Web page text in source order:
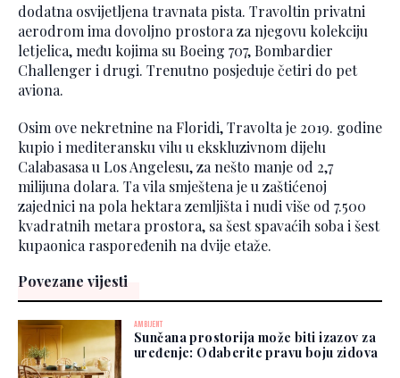
dodatna osvijetljena travnata pista. Travoltin privatni
aerodrom ima dovoljno prostora za njegovu kolekciju
letjelica, među kojima su Boeing 707, Bombardier
Challenger i drugi. Trenutno posjeduje četiri do pet
aviona.
Osim ove nekretnine na Floridi, Travolta je 2019. godine
kupio i mediteransku vilu u ekskluzivnom dijelu
Calabasasa u Los Angelesu, za nešto manje od 2,7
milijuna dolara. Ta vila smještena je u zaštićenoj
zajednici na pola hektara zemljišta i nudi više od 7.500
kvadratnih metara prostora, sa šest spavaćih soba i šest
kupaonica raspoređenih na dvije etaže.
Povezane vijesti
AMBIJENT
Sunčana prostorija može biti izazov za
uređenje: Odaberite pravu boju zidova